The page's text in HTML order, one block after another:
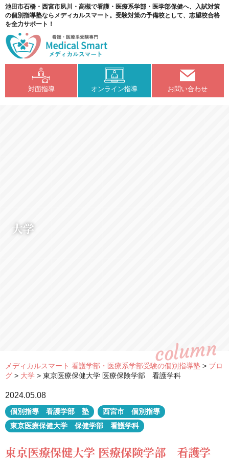
池田市石橋・西宮市夙川・高槻で看護・医療系学部・医学部保健へ、入試対策
の個別指導塾ならメディカルスマート。受験対策の予備校として、志望校合格
を全力サポート！
対面指導 オンライン指導 お問い合わせ
column
大学
メディカルスマート 看護学部・医療系学部受験の個別指導塾 > ブロ
グ > 大学 > 東京医療保健大学 医療保険学部 看護学科
2024.05.08
個別指導 看護学部 塾
西宮市 個別指導
東京医療保健大学 保健学部 看護学科
東京医療保健大学 医療保険学部 看護学